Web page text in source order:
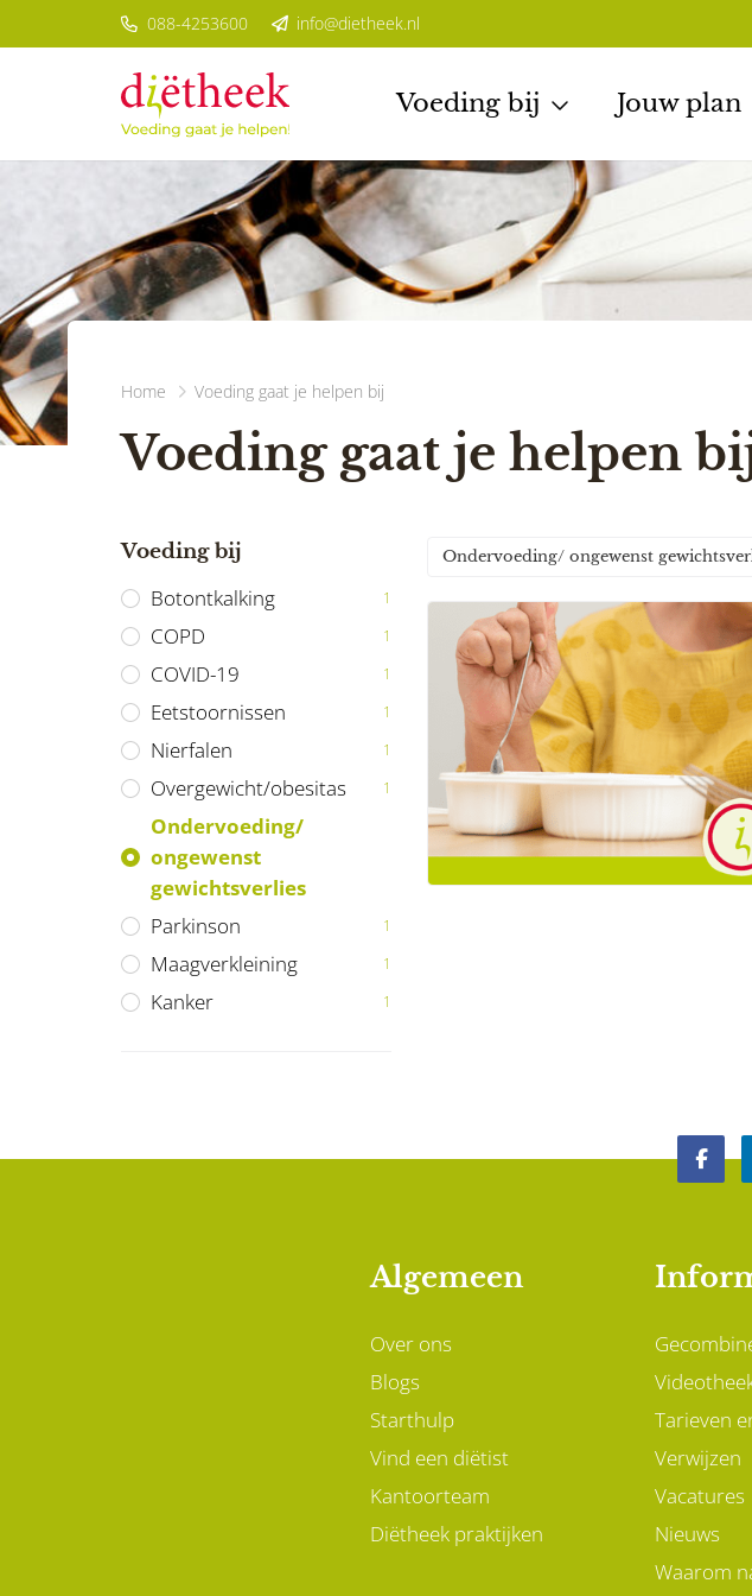
Home Voeding gaat je helpen bij
Voeding gaat je helpen
Voeding bij
Botontkalking 1
COPD 1
COVID-19 1
Eetstoornissen 1
Nierfalen 1
Overgewicht/obesitas 1
Ondervoeding/
ongewenst
gewichtsverlies
Parkinson
1
Maagverkleining 1
Kanker 1
Ondervoeding/ ongewenst
088-4253600 info@dietheek.nl
Voeding bij Jouw plan
Algemeen
Over ons
Blogs
Starthulp
Vind een diëtist
Kantoorteam
Diëtheek praktijken
Tarieven
Verwijzen
Vacatures
Nieuws
Waarom